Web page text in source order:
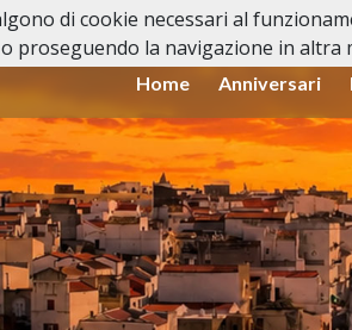
Home Anniversari
di cookie necessari al
proseguendo la navigazione in altra